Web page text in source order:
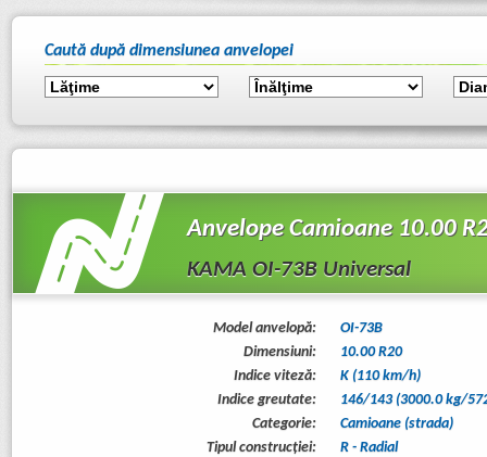
Caută după dimensiunea anvelopei
Anvelope Camioane 10.00
KAMA OI-73B Universal
Model anvelopă:
OI-73B
Dimensiuni:
10.00 R20
Indice viteză:
K (110 km/h)
Indice greutate:
146/143 (3000.0 kg/
Categorie:
Camioane (strada)
Tipul construcţiei:
R - Radial